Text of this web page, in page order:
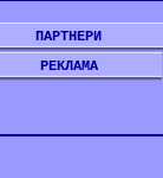
ПАРТНЕРИ
РЕКЛАМА